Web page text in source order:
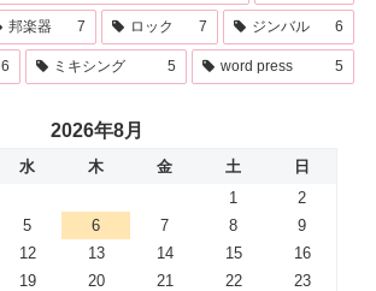
邦楽器 7 ロック 7 ジンバル 6
6 ミキシング 5 word press 5
2026年8月
水 木 金 土
日
1
2
5 6 7 8
9
12 13 14 15
16
19 20 21 22
23